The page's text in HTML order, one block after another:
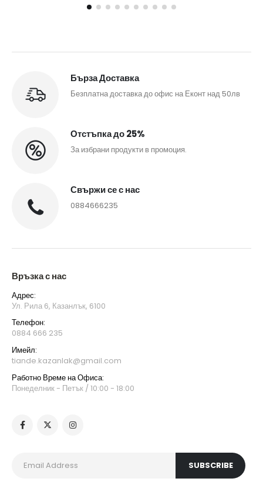
Бърза Доставка
Безплатна доставка до офис на Еконт над 50лв
Отстъпка до 25%
За избрани продукти в промоция.
Свържи се с нас
0884666235
Връзка с нас
Адрес:
Ул. Рила 6, Казанлък, 6100
Телефон:
0884 666 235
Имейл:
tiande.kazanlak@gmail.com
Работно Време на Офиса:
Понеделник - Петък / 10:00 - 18:00